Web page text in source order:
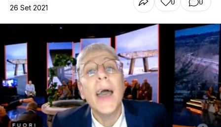
26 Set 2021
0 0